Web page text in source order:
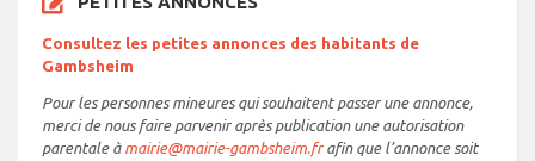
Consultez les petites annonces des habitants de
Gambsheim
Pour les personnes mineures qui souhaitent passer une annonce,
merci de nous faire parvenir après publication une autorisation
parentale à mairie@mairie-gambsheim.frafin que l’annonce soit